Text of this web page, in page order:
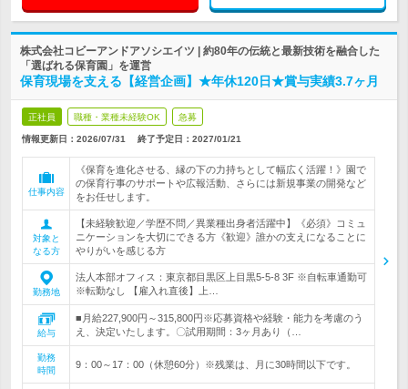
株式会社コビーアンドアソシエイツ | 約80年の伝統と最新技術を融合した
「選ばれる保育園」を運営
保育現場を支える【経営企画】★年休120日★賞与実績3.7ヶ月
正社員 職種・業種未経験OK 急募
情報更新日：2026/07/31 終了予定日： 2027/01/21
仕事内容
《保育を進化させる、縁の下の力持ちとして幅広く活躍！》園で
の保育行事のサポートや広報活動、さらには新規事業の開発など
をお任せします。
対象と
なる方
【未経験歓迎／学歴不問／異業種出身者活躍中】《必須》コミュ
ニケーションを大切にできる方《歓迎》誰かの支えになることに
やりがいを感じる方
勤務地
法人本部オフィス：東京都目黒区上目黒5-5-8 3F ※自転車通勤可
※転勤なし 【雇入れ直後】上…
給与
■月給227,900円～315,800円※応募資格や経験・能力を考慮のう
え、決定いたします。〇試用期間：3ヶ月あり（…
勤務
時間
9：00～17：00（休憩60分）※残業は、月に30時間以下です。